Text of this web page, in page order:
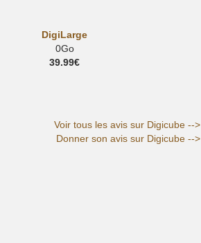
DigiLarge
0Go
39.99€
Voir tous les avis sur Digicube -->
Donner son avis sur Digicube -->